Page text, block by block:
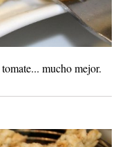
mucho mejor.